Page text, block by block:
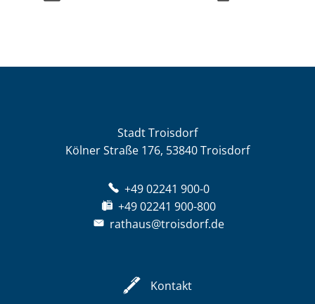
Stadt Troisdorf
Kölner Straße 176, 53840 Troisdorf
+49 02241 900-0
+49 02241 900-800
rathaus@troisdorf.de
Kontakt